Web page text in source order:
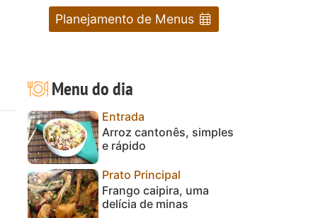
Planejamento de Menus
Menu do dia
Entrada
Arroz cantonês, simples
e rápido
Prato Principal
Frango caipira, uma
delícia de minas